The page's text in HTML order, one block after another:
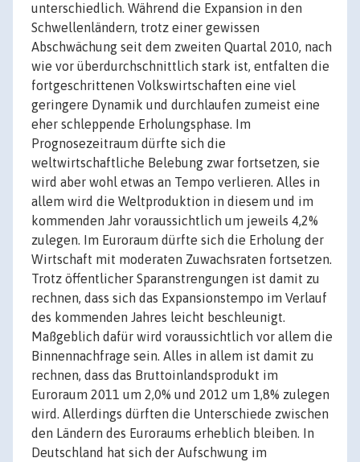
unterschiedlich. Während die Expansion in den
Schwellenländern, trotz einer gewissen
Abschwächung seit dem zweiten Quartal 2010, nach
wie vor überdurchschnittlich stark ist, entfalten die
fortgeschrittenen Volkswirtschaften eine viel
geringere Dynamik und durchlaufen zumeist eine
eher schleppende Erholungsphase. Im
Prognosezeitraum dürfte sich die
weltwirtschaftliche Belebung zwar fortsetzen, sie
wird aber wohl etwas an Tempo verlieren. Alles in
allem wird die Weltproduktion in diesem und im
kommenden Jahr voraussichtlich um jeweils 4,2%
zulegen. Im Euroraum dürfte sich die Erholung der
Wirtschaft mit moderaten Zuwachsraten fortsetzen.
Trotz öffentlicher Sparanstrengungen ist damit zu
rechnen, dass sich das Expansionstempo im Verlauf
des kommenden Jahres leicht beschleunigt.
Maßgeblich dafür wird voraussichtlich vor allem die
Binnennachfrage sein. Alles in allem ist damit zu
rechnen, dass das Bruttoinlandsprodukt im
Euroraum 2011 um 2,0% und 2012 um 1,8% zulegen
wird. Allerdings dürften die Unterschiede zwischen
den Ländern des Euroraums erheblich bleiben. In
Deutschland hat sich der Aufschwung im